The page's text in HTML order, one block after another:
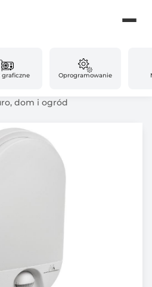
graficzne Oprogramowanie
dom i ogród